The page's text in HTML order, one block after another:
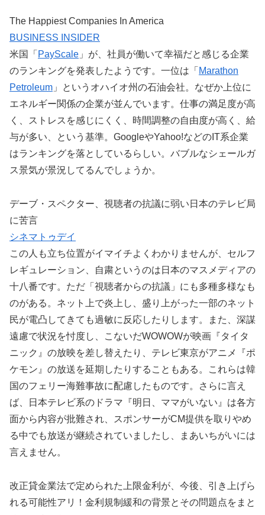
The Happiest Companies In America
BUSINESS INSIDER
米国「 PayScale 」が、社員が働いて幸福だと感じる企業
のランキングを発表したようです。一位は「 Marathon
Petroleum 」というオハイオ州の石油会社。なぜか上位に
エネルギー関係の企業が並んでいます。仕事の満足度が高
く、ストレスを感じにくく、時間調整の自由度が高く、給
与が多い、という基準。GoogleやYahoo!などのIT系企業
はランキングを落としているらしい。バブルなシェールガ
ス景気が景況してるんでしょうか。
デーブ・スペクター、視聴者の抗議に弱い日本のテレビ局
に苦言
シネマトゥデイ
この人も立ち位置がイマイチよくわかりませんが、セルフ
レギュレーション、自粛というのは日本のマスメディアの
十八番です。ただ「視聴者からの抗議」にも多種多様なも
のがある。ネット上で炎上し、盛り上がった一部のネット
民が電凸してきても過敏に反応したりします。また、深謀
遠慮で状況を忖度し、こないだWOWOWが映画『タイタ
ニック』の放映を差し替えたり、テレビ東京がアニメ『ポ
ケモン』の放送を延期したりすることもある。これらは韓
国のフェリー海難事故に配慮したものです。さらに言え
ば、日本テレビ系のドラマ『明日、ママがいない』は各方
面から内容が批難され、スポンサーがCM提供を取りやめ
る中でも放送が継続されていましたし、まあいちがいには
言えません。
改正貸金業法で定められた上限金利が、今後、引き上げら
れる可能性アリ！金利規制緩和の背景とその問題点をまと